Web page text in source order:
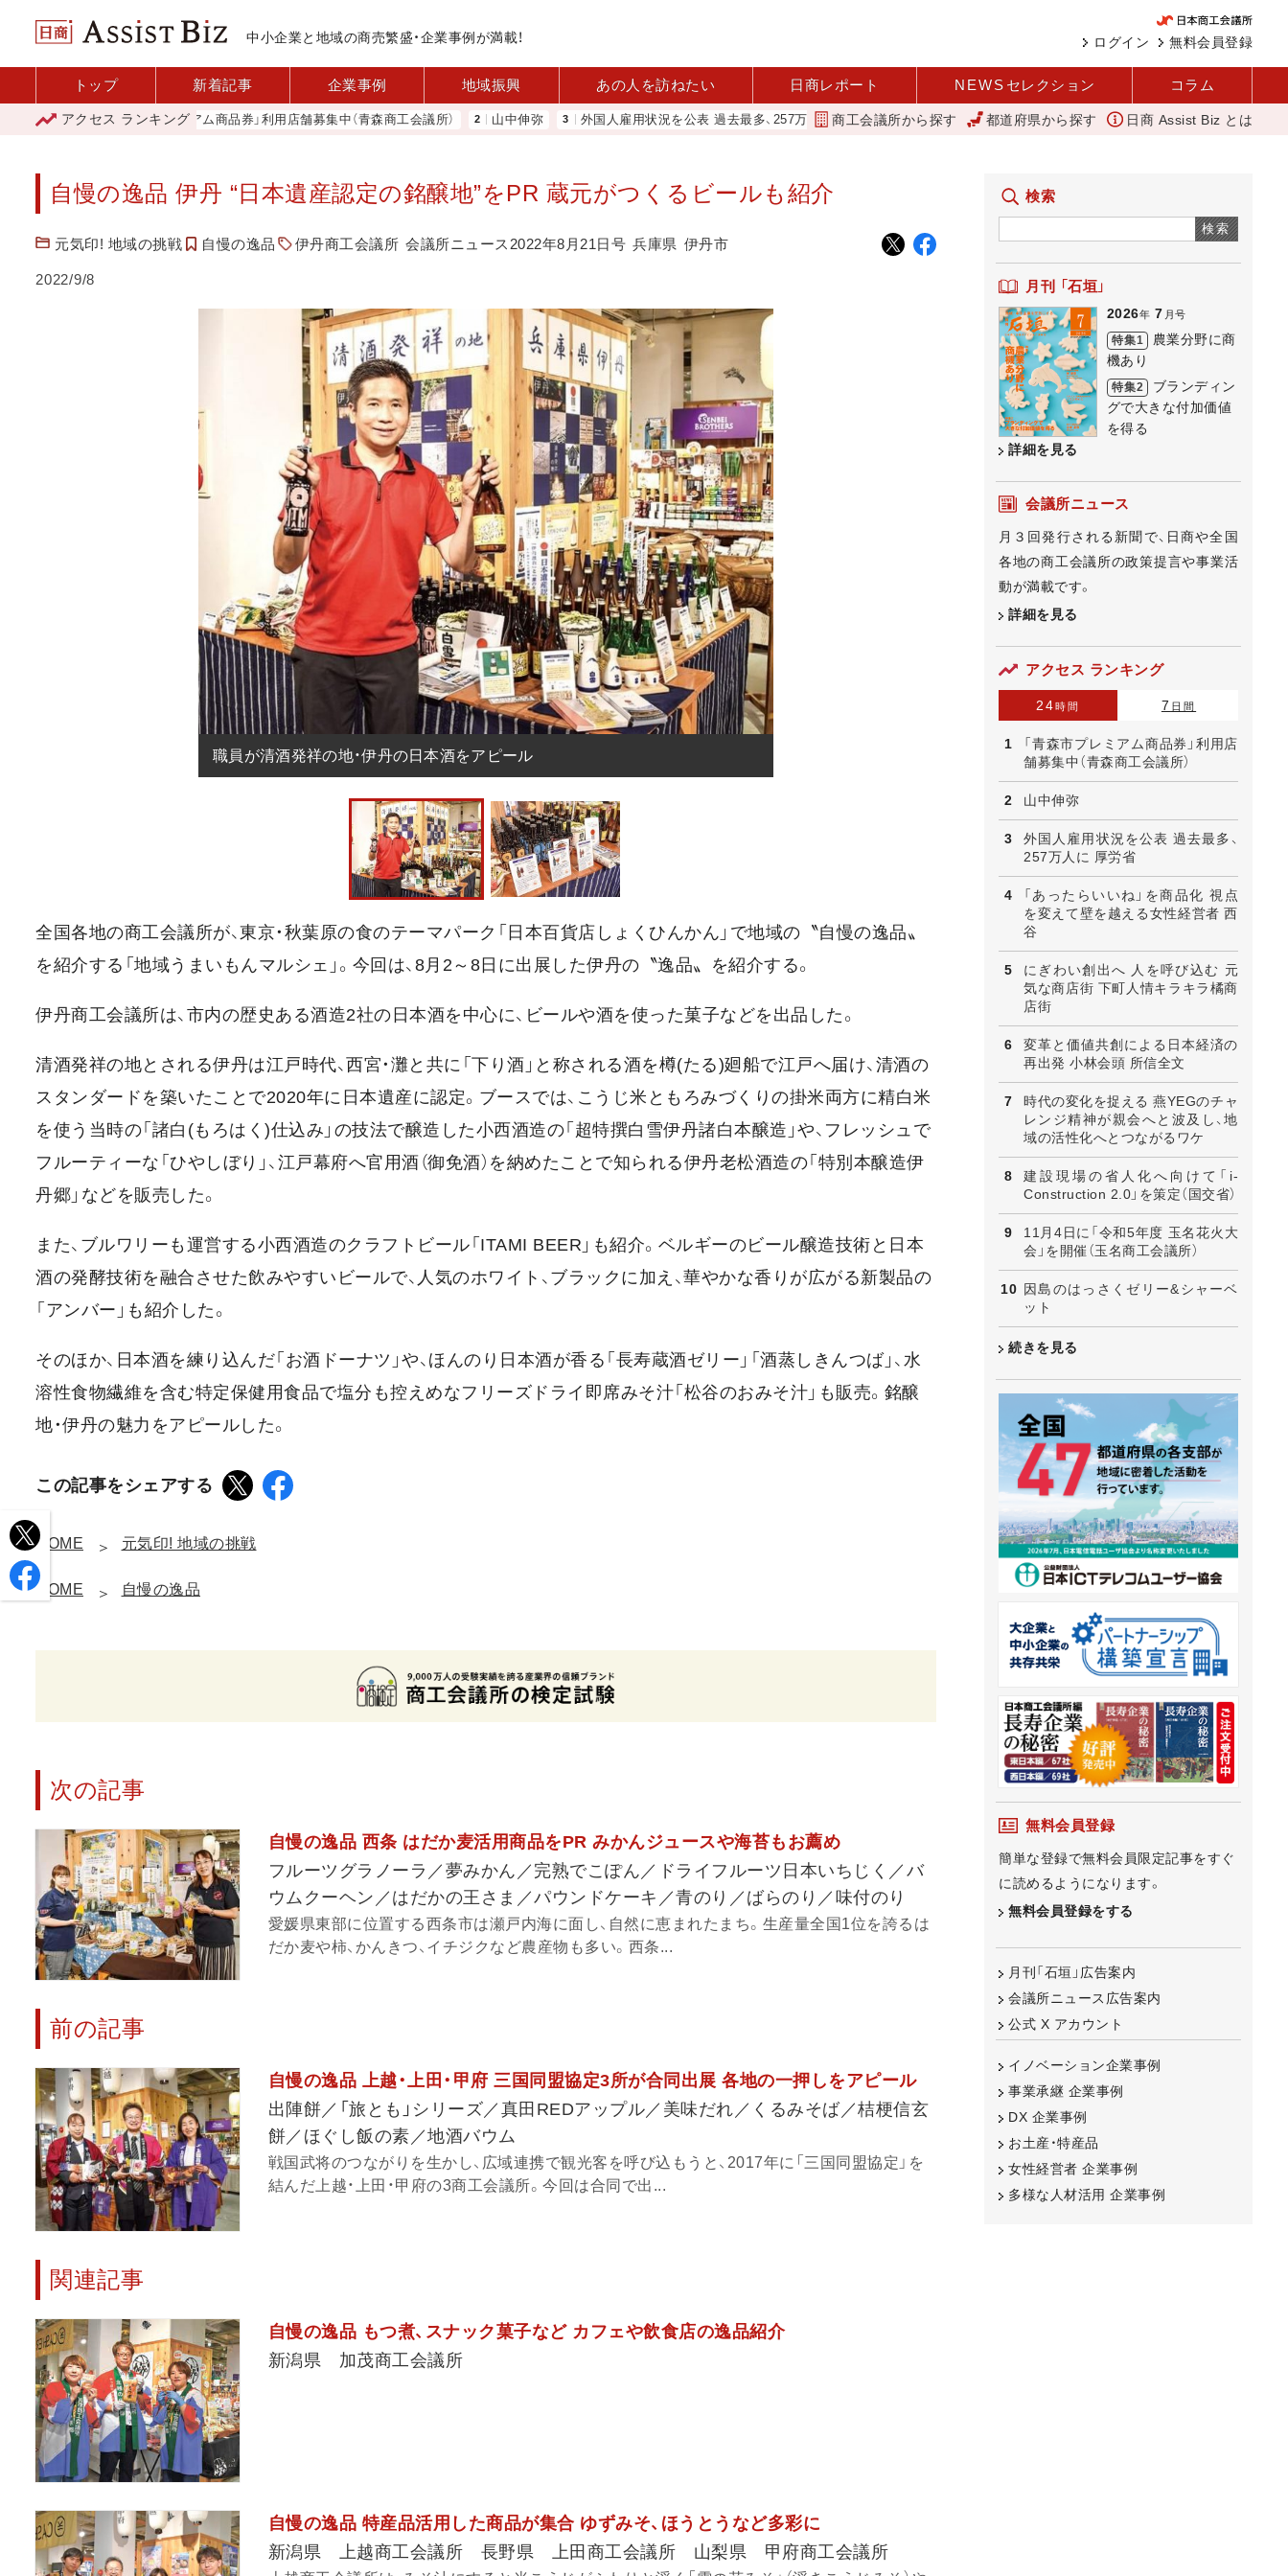
中小企業と地域の商売繁盛・企業事例が満載！ 無料会員登録
ログイン
トップ 新着記事 企業事例 地域振興 あの人を訪ねたい 日商レポート NEWS セレクション コラム
アクセス ランキング
「青森市プレミアム商品券」利用店舗募集中（青森商工会議所） 山中伸弥 外国人雇用状況を公表 過去最多、257万人に 厚労省 「あったらいいね」を商品化 視点を変えて壁を越える女性経営者 西谷
商工会議所から探す 都道府県から探す 日商 Assist Biz とは
自慢の逸品 伊丹 “日本遺産認定の銘醸地”をPR 蔵元がつくるビールも紹介
元気印! 地域の挑戦 自慢の逸品 伊丹商工会議所 会議所ニュース2022年8月21日号 兵庫県 伊丹市
2022/9/8
職員が清酒発祥の地・伊丹の日本酒をアピール
全国各地の商工会議所が、東京・秋葉原の食のテーマパーク「日本百貨店しょくひんかん」で地域の〝自慢の逸品〟
を紹介する「地域うまいもんマルシェ」。今回は、8月2～8日に出展した伊丹の〝逸品〟を紹介する。
伊丹商工会議所は、市内の歴史ある酒造2社の日本酒を中心に、ビールや酒を使った菓子などを出品した。
清酒発祥の地とされる伊丹は江戸時代、西宮・灘と共に「下り酒」と称される酒を樽(たる)廻船で江戸へ届け、清酒の
スタンダードを築いたことで2020年に日本遺産に認定。ブースでは、こうじ米ともろみづくりの掛米両方に精白米
を使う当時の「諸白(もろはく)仕込み」の技法で醸造した小西酒造の「超特撰白雪伊丹諸白本醸造」や、フレッシュで
フルーティーな「ひやしぼり」、江戸幕府へ官用酒（御免酒）を納めたことで知られる伊丹老松酒造の「特別本醸造伊
丹郷」などを販売した。
また、ブルワリーも運営する小西酒造のクラフトビール「ITAMI BEER」も紹介。ベルギーのビール醸造技術と日本
酒の発酵技術を融合させた飲みやすいビールで、人気のホワイト、ブラックに加え、華やかな香りが広がる新製品の
「アンバー」も紹介した。
そのほか、日本酒を練り込んだ「お酒ドーナツ」や、ほんのり日本酒が香る「長寿蔵酒ゼリー」「酒蒸しきんつば」、水
溶性食物繊維を含む特定保健用食品で塩分も控えめなフリーズドライ即席みそ汁「松谷のおみそ汁」も販売。銘醸
地・伊丹の魅力をアピールした。
この記事をシェアする
HOME 元気印! 地域の挑戦
HOME 自慢の逸品
次の記事
自慢の逸品 西条 はだか麦活用商品をPR みかんジュースや海苔もお薦め
フルーツグラノーラ／夢みかん／完熟でこぽん／ドライフルーツ日本いちじく／バ
ウムクーヘン／はだかの王さま／パウンドケーキ／青のり／ばらのり／味付のり
愛媛県東部に位置する西条市は瀬戸内海に面し、自然に恵まれたまち。生産量全国1位を誇るは
だか麦や柿、かんきつ、イチジクなど農産物も多い。西条...
前の記事
自慢の逸品 上越・上田・甲府 三国同盟協定3所が合同出展 各地の一押しをアピール
出陣餅／「旅とも」シリーズ／真田REDアップル／美味だれ／くるみそば／桔梗信玄
餅／ほぐし飯の素／地酒バウム
戦国武将のつながりを生かし、広域連携で観光客を呼び込もうと、2017年に「三国同盟協定」を
結んだ上越・上田・甲府の3商工会議所。今回は合同で出...
関連記事
自慢の逸品 もつ煮、スナック菓子など カフェや飲食店の逸品紹介
新潟県 加茂商工会議所
自慢の逸品 特産品活用した商品が集合 ゆずみそ、ほうとうなど多彩に
新潟県 上越商工会議所 長野県 上田商工会議所 山梨県 甲府商工会議所
検索
検索
月刊 「石垣」
2026年 7 月号
特集1
農業分野に商
機あり
特集2
ブランディン
グで大きな付加価値
を得る
詳細を見る
会議所ニュース
月３回発行される新聞で、日商や全国
各地の商工会議所の政策提言や事業活
動が満載です。
詳細を見る
アクセス ランキング
24時間 7 日間
「青森市プレミアム商品券」利用店
舗募集中（青森商工会議所）
山中伸弥
外国人雇用状況を公表 過去最多、
257万人に 厚労省
「あったらいいね」を商品化 視点
を変えて壁を越える女性経営者 西
谷
にぎわい創出へ 人を呼び込む 元
気な商店街 下町人情キラキラ橘商
店街
変革と価値共創による日本経済の
再出発 小林会頭 所信全文
時代の変化を捉える 燕YEGのチャ
レンジ精神が親会へと波及し、地
域の活性化へとつながるワケ
建設現場の省人化へ向けて「i-
Construction 2.0」を策定（国交省）
11月4日に「令和5年度 玉名花火大
会」を開催（玉名商工会議所）
因島のはっさくゼリー&シャーベ
ット
続きを見る
無料会員登録
簡単な登録で無料会員限定記事をすぐ
に読めるようになります。
無料会員登録をする
月刊「石垣」広告案内
会議所ニュース広告案内
公式 X アカウント
イノベーション企業事例
事業承継 企業事例
DX 企業事例
お土産・特産品
女性経営者 企業事例
多様な人材活用 企業事例